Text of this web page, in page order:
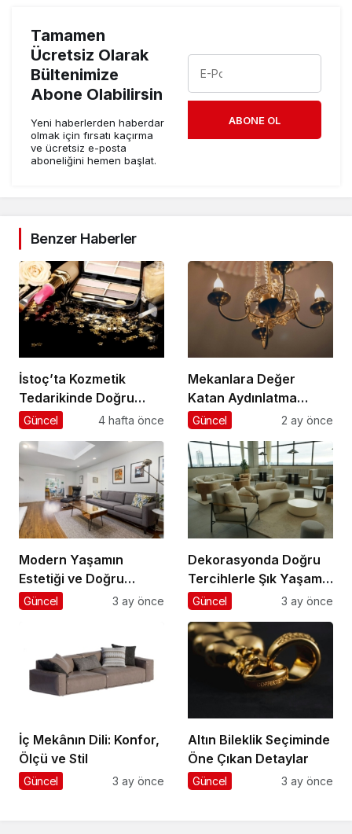
Tamamen
Ücretsiz Olarak
Bültenimize
Abone Olabilirsin
Yeni haberlerden haberdar
olmak için fırsatı kaçırma
ve ücretsiz e-posta
aboneliğini hemen başlat.
ABONE OL
Benzer Haberler
İstoç’ta Kozmetik
Tedarikinde Doğru
Adımlar
Güncel 4 hafta önce
Mekanlara Değer
Katan Aydınlatma
Seçimleri
Güncel 2 ay önce
Modern Yaşamın
Estetiği ve Doğru
Mobilya Seçimi
Güncel 3 ay önce
Dekorasyonda Doğru
Tercihlerle Şık Yaşam
Alanları
Güncel 3 ay önce
İç Mekânın Dili: Konfor,
Ölçü ve Stil
Güncel 3 ay önce
Altın Bileklik Seçiminde
Öne Çıkan Detaylar
Güncel 3 ay önce